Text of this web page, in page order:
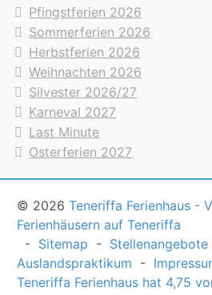
Pfingstferien 2026
Sommerferien 2026
Herbstferien 2026
Weihnachten 2026
Silvester 2026/27
Karneval 2027
Last Minute
Osterferien 2027
© 2026Teneriffa Ferienhaus -
Ferienhäusern auf Teneriffa
- Sitemap - Stellenangebote
Auslandspraktikum -
Teneriffa Ferienhaus hat 4,75